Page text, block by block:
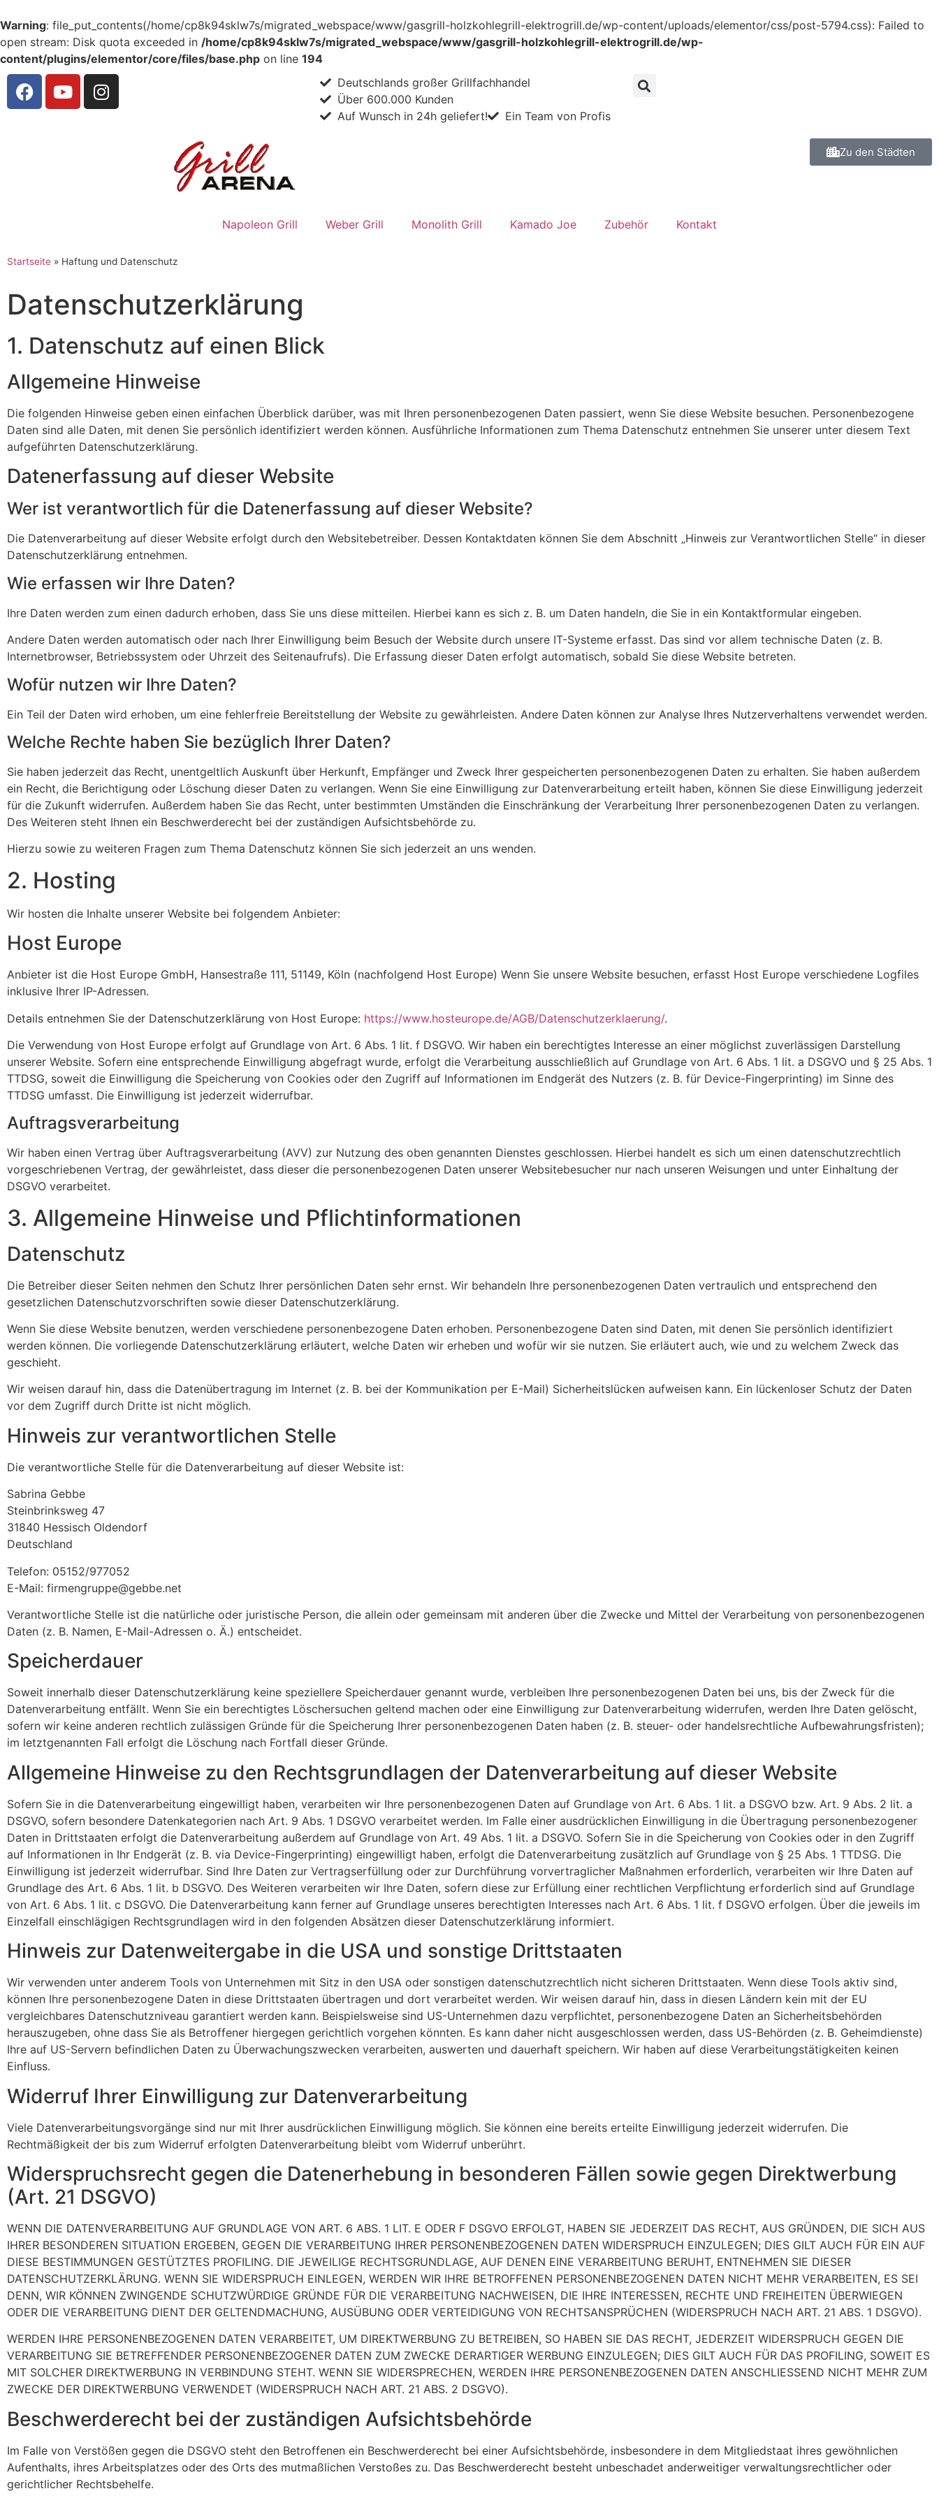
Warning: file_put_contents(/home/cp8k94sklw7s/migrated_webspace/www/gasgrill-holzkohlegrill-elektrogrill.de/wp-content/uploads/elementor/css/post-5794.css): Failed to
open stream: Disk quota exceeded in /home/cp8k94sklw7s/migrated_webspace/www/gasgrill-holzkohlegrill-elektrogrill.de/wp-
content/plugins/elementor/core/files/base.php on line 194
Deutschlands großer Grillfachhandel
Über 600.000 Kunden
Auf Wunsch in 24h geliefert!
Ein Team von Profis
Zu den Städten
Napoleon Grill Weber Grill Monolith Grill Kamado Joe Zubehör Kontakt
Startseite » Haftung und Datenschutz
Datenschutz­erklärung
1. Datenschutz auf einen Blick
Allgemeine Hinweise
Die folgenden Hinweise geben einen einfachen Überblick darüber, was mit Ihren personenbezogenen Daten passiert, wenn Sie diese Website besuchen. Personenbezogene
Daten sind alle Daten, mit denen Sie persönlich identifiziert werden können. Ausführliche Informationen zum Thema Datenschutz entnehmen Sie unserer unter diesem Text
aufgeführten Datenschutzerklärung.
Datenerfassung auf dieser Website
Wer ist verantwortlich für die Datenerfassung auf dieser Website?
Die Datenverarbeitung auf dieser Website erfolgt durch den Websitebetreiber. Dessen Kontaktdaten können Sie dem Abschnitt „Hinweis zur Verantwortlichen Stelle“ in dieser
Datenschutzerklärung entnehmen.
Wie erfassen wir Ihre Daten?
Ihre Daten werden zum einen dadurch erhoben, dass Sie uns diese mitteilen. Hierbei kann es sich z. B. um Daten handeln, die Sie in ein Kontaktformular eingeben.
Andere Daten werden automatisch oder nach Ihrer Einwilligung beim Besuch der Website durch unsere IT-Systeme erfasst. Das sind vor allem technische Daten (z. B.
Internetbrowser, Betriebssystem oder Uhrzeit des Seitenaufrufs). Die Erfassung dieser Daten erfolgt automatisch, sobald Sie diese Website betreten.
Wofür nutzen wir Ihre Daten?
Ein Teil der Daten wird erhoben, um eine fehlerfreie Bereitstellung der Website zu gewährleisten. Andere Daten können zur Analyse Ihres Nutzerverhaltens verwendet werden.
Welche Rechte haben Sie bezüglich Ihrer Daten?
Sie haben jederzeit das Recht, unentgeltlich Auskunft über Herkunft, Empfänger und Zweck Ihrer gespeicherten personenbezogenen Daten zu erhalten. Sie haben außerdem
ein Recht, die Berichtigung oder Löschung dieser Daten zu verlangen. Wenn Sie eine Einwilligung zur Datenverarbeitung erteilt haben, können Sie diese Einwilligung jederzeit
für die Zukunft widerrufen. Außerdem haben Sie das Recht, unter bestimmten Umständen die Einschränkung der Verarbeitung Ihrer personenbezogenen Daten zu verlangen.
Des Weiteren steht Ihnen ein Beschwerderecht bei der zuständigen Aufsichtsbehörde zu.
Hierzu sowie zu weiteren Fragen zum Thema Datenschutz können Sie sich jederzeit an uns wenden.
2. Hosting
Wir hosten die Inhalte unserer Website bei folgendem Anbieter:
Host Europe
Anbieter ist die Host Europe GmbH, Hansestraße 111, 51149, Köln (nachfolgend Host Europe) Wenn Sie unsere Website besuchen, erfasst Host Europe verschiedene Logfiles
inklusive Ihrer IP-Adressen.
Details entnehmen Sie der Datenschutzerklärung von Host Europe: https://www.hosteurope.de/AGB/Datenschutzerklaerung/.
Die Verwendung von Host Europe erfolgt auf Grundlage von Art. 6 Abs. 1 lit. f DSGVO. Wir haben ein berechtigtes Interesse an einer möglichst zuverlässigen Darstellung
unserer Website. Sofern eine entsprechende Einwilligung abgefragt wurde, erfolgt die Verarbeitung ausschließlich auf Grundlage von Art. 6 Abs. 1 lit. a DSGVO und § 25 Abs. 1
TTDSG, soweit die Einwilligung die Speicherung von Cookies oder den Zugriff auf Informationen im Endgerät des Nutzers (z. B. für Device-Fingerprinting) im Sinne des
TTDSG umfasst. Die Einwilligung ist jederzeit widerrufbar.
Auftragsverarbeitung
Wir haben einen Vertrag über Auftragsverarbeitung (AVV) zur Nutzung des oben genannten Dienstes geschlossen. Hierbei handelt es sich um einen datenschutzrechtlich
vorgeschriebenen Vertrag, der gewährleistet, dass dieser die personenbezogenen Daten unserer Websitebesucher nur nach unseren Weisungen und unter Einhaltung der
DSGVO verarbeitet.
3. Allgemeine Hinweise und Pflicht­informationen
Datenschutz
Die Betreiber dieser Seiten nehmen den Schutz Ihrer persönlichen Daten sehr ernst. Wir behandeln Ihre personenbezogenen Daten vertraulich und entsprechend den
gesetzlichen Datenschutzvorschriften sowie dieser Datenschutzerklärung.
Wenn Sie diese Website benutzen, werden verschiedene personenbezogene Daten erhoben. Personenbezogene Daten sind Daten, mit denen Sie persönlich identifiziert
werden können. Die vorliegende Datenschutzerklärung erläutert, welche Daten wir erheben und wofür wir sie nutzen. Sie erläutert auch, wie und zu welchem Zweck das
geschieht.
Wir weisen darauf hin, dass die Datenübertragung im Internet (z. B. bei der Kommunikation per E-Mail) Sicherheitslücken aufweisen kann. Ein lückenloser Schutz der Daten
vor dem Zugriff durch Dritte ist nicht möglich.
Hinweis zur verantwortlichen Stelle
Die verantwortliche Stelle für die Datenverarbeitung auf dieser Website ist:
Sabrina Gebbe
Steinbrinksweg 47
31840 Hessisch Oldendorf
Deutschland
Telefon: 05152/977052
E-Mail: firmengruppe@gebbe.net
Verantwortliche Stelle ist die natürliche oder juristische Person, die allein oder gemeinsam mit anderen über die Zwecke und Mittel der Verarbeitung von personenbezogenen
Daten (z. B. Namen, E-Mail-Adressen o. Ä.) entscheidet.
Speicherdauer
Soweit innerhalb dieser Datenschutzerklärung keine speziellere Speicherdauer genannt wurde, verbleiben Ihre personenbezogenen Daten bei uns, bis der Zweck für die
Datenverarbeitung entfällt. Wenn Sie ein berechtigtes Löschersuchen geltend machen oder eine Einwilligung zur Datenverarbeitung widerrufen, werden Ihre Daten gelöscht,
sofern wir keine anderen rechtlich zulässigen Gründe für die Speicherung Ihrer personenbezogenen Daten haben (z. B. steuer- oder handelsrechtliche Aufbewahrungsfristen);
im letztgenannten Fall erfolgt die Löschung nach Fortfall dieser Gründe.
Allgemeine Hinweise zu den Rechtsgrundlagen der Datenverarbeitung auf dieser Website
Sofern Sie in die Datenverarbeitung eingewilligt haben, verarbeiten wir Ihre personenbezogenen Daten auf Grundlage von Art. 6 Abs. 1 lit. a DSGVO bzw. Art. 9 Abs. 2 lit. a
DSGVO, sofern besondere Datenkategorien nach Art. 9 Abs. 1 DSGVO verarbeitet werden. Im Falle einer ausdrücklichen Einwilligung in die Übertragung personenbezogener
Daten in Drittstaaten erfolgt die Datenverarbeitung außerdem auf Grundlage von Art. 49 Abs. 1 lit. a DSGVO. Sofern Sie in die Speicherung von Cookies oder in den Zugriff
auf Informationen in Ihr Endgerät (z. B. via Device-Fingerprinting) eingewilligt haben, erfolgt die Datenverarbeitung zusätzlich auf Grundlage von § 25 Abs. 1 TTDSG. Die
Einwilligung ist jederzeit widerrufbar. Sind Ihre Daten zur Vertragserfüllung oder zur Durchführung vorvertraglicher Maßnahmen erforderlich, verarbeiten wir Ihre Daten auf
Grundlage des Art. 6 Abs. 1 lit. b DSGVO. Des Weiteren verarbeiten wir Ihre Daten, sofern diese zur Erfüllung einer rechtlichen Verpflichtung erforderlich sind auf Grundlage
von Art. 6 Abs. 1 lit. c DSGVO. Die Datenverarbeitung kann ferner auf Grundlage unseres berechtigten Interesses nach Art. 6 Abs. 1 lit. f DSGVO erfolgen. Über die jeweils im
Einzelfall einschlägigen Rechtsgrundlagen wird in den folgenden Absätzen dieser Datenschutzerklärung informiert.
Hinweis zur Datenweitergabe in die USA und sonstige Drittstaaten
Wir verwenden unter anderem Tools von Unternehmen mit Sitz in den USA oder sonstigen datenschutzrechtlich nicht sicheren Drittstaaten. Wenn diese Tools aktiv sind,
können Ihre personenbezogene Daten in diese Drittstaaten übertragen und dort verarbeitet werden. Wir weisen darauf hin, dass in diesen Ländern kein mit der EU
vergleichbares Datenschutzniveau garantiert werden kann. Beispielsweise sind US-Unternehmen dazu verpflichtet, personenbezogene Daten an Sicherheitsbehörden
herauszugeben, ohne dass Sie als Betroffener hiergegen gerichtlich vorgehen könnten. Es kann daher nicht ausgeschlossen werden, dass US-Behörden (z. B. Geheimdienste)
Ihre auf US-Servern befindlichen Daten zu Überwachungszwecken verarbeiten, auswerten und dauerhaft speichern. Wir haben auf diese Verarbeitungstätigkeiten keinen
Einfluss.
Widerruf Ihrer Einwilligung zur Datenverarbeitung
Viele Datenverarbeitungsvorgänge sind nur mit Ihrer ausdrücklichen Einwilligung möglich. Sie können eine bereits erteilte Einwilligung jederzeit widerrufen. Die
Rechtmäßigkeit der bis zum Widerruf erfolgten Datenverarbeitung bleibt vom Widerruf unberührt.
Widerspruchsrecht gegen die Datenerhebung in besonderen Fällen sowie gegen Direktwerbung
(Art. 21 DSGVO)
WENN DIE DATENVERARBEITUNG AUF GRUNDLAGE VON ART. 6 ABS. 1 LIT. E ODER F DSGVO ERFOLGT, HABEN SIE JEDERZEIT DAS RECHT, AUS GRÜNDEN, DIE SICH AUS
IHRER BESONDEREN SITUATION ERGEBEN, GEGEN DIE VERARBEITUNG IHRER PERSONENBEZOGENEN DATEN WIDERSPRUCH EINZULEGEN; DIES GILT AUCH FÜR EIN AUF
DIESE BESTIMMUNGEN GESTÜTZTES PROFILING. DIE JEWEILIGE RECHTSGRUNDLAGE, AUF DENEN EINE VERARBEITUNG BERUHT, ENTNEHMEN SIE DIESER
DATENSCHUTZERKLÄRUNG. WENN SIE WIDERSPRUCH EINLEGEN, WERDEN WIR IHRE BETROFFENEN PERSONENBEZOGENEN DATEN NICHT MEHR VERARBEITEN, ES SEI
DENN, WIR KÖNNEN ZWINGENDE SCHUTZWÜRDIGE GRÜNDE FÜR DIE VERARBEITUNG NACHWEISEN, DIE IHRE INTERESSEN, RECHTE UND FREIHEITEN ÜBERWIEGEN
ODER DIE VERARBEITUNG DIENT DER GELTENDMACHUNG, AUSÜBUNG ODER VERTEIDIGUNG VON RECHTSANSPRÜCHEN (WIDERSPRUCH NACH ART. 21 ABS. 1 DSGVO).
WERDEN IHRE PERSONENBEZOGENEN DATEN VERARBEITET, UM DIREKTWERBUNG ZU BETREIBEN, SO HABEN SIE DAS RECHT, JEDERZEIT WIDERSPRUCH GEGEN DIE
VERARBEITUNG SIE BETREFFENDER PERSONENBEZOGENER DATEN ZUM ZWECKE DERARTIGER WERBUNG EINZULEGEN; DIES GILT AUCH FÜR DAS PROFILING, SOWEIT ES
MIT SOLCHER DIREKTWERBUNG IN VERBINDUNG STEHT. WENN SIE WIDERSPRECHEN, WERDEN IHRE PERSONENBEZOGENEN DATEN ANSCHLIESSEND NICHT MEHR ZUM
ZWECKE DER DIREKTWERBUNG VERWENDET (WIDERSPRUCH NACH ART. 21 ABS. 2 DSGVO).
Beschwerde­recht bei der zuständigen Aufsichts­behörde
Im Falle von Verstößen gegen die DSGVO steht den Betroffenen ein Beschwerderecht bei einer Aufsichtsbehörde, insbesondere in dem Mitgliedstaat ihres gewöhnlichen
Aufenthalts, ihres Arbeitsplatzes oder des Orts des mutmaßlichen Verstoßes zu. Das Beschwerderecht besteht unbeschadet anderweitiger verwaltungsrechtlicher oder
gerichtlicher Rechtsbehelfe.